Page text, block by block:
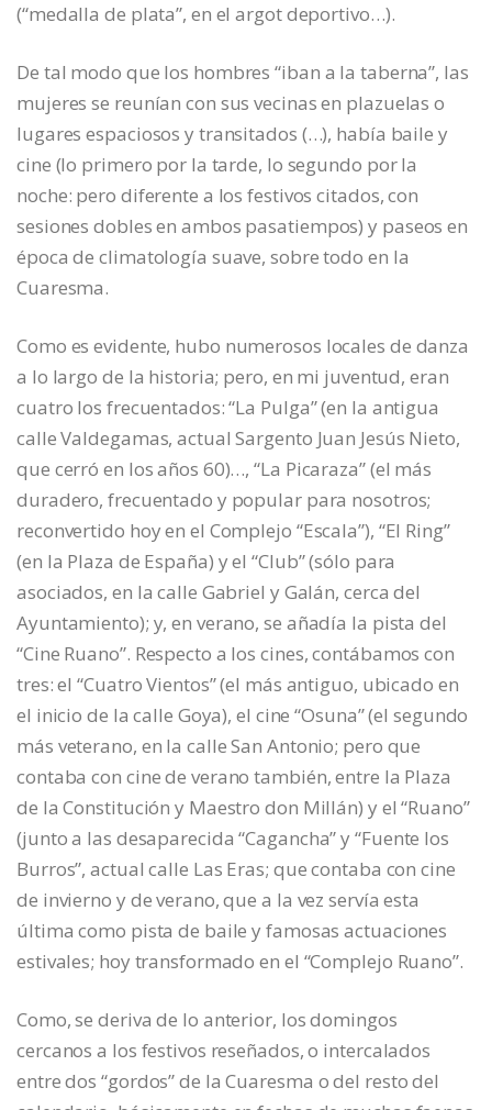
(“medalla de plata”, en el argot deportivo…).
De tal modo que los hombres “iban a la taberna”, las
mujeres se reunían con sus vecinas en plazuelas o
lugares espaciosos y transitados (…), había baile y
cine (lo primero por la tarde, lo segundo por la
noche: pero diferente a los festivos citados, con
sesiones dobles en ambos pasatiempos) y paseos en
época de climatología suave, sobre todo en la
Cuaresma.
Como es evidente, hubo numerosos locales de danza
a lo largo de la historia; pero, en mi juventud, eran
cuatro los frecuentados: “La Pulga” (en la antigua
calle Valdegamas, actual Sargento Juan Jesús Nieto,
que cerró en los años 60)…, “La Picaraza” (el más
duradero, frecuentado y popular para nosotros;
reconvertido hoy en el Complejo “Escala”), “El Ring”
(en la Plaza de España) y el “Club” (sólo para
asociados, en la calle Gabriel y Galán, cerca del
Ayuntamiento); y, en verano, se añadía la pista del
“Cine Ruano”. Respecto a los cines, contábamos con
tres: el “Cuatro Vientos” (el más antiguo, ubicado en
el inicio de la calle Goya), el cine “Osuna” (el segundo
más veterano, en la calle San Antonio; pero que
contaba con cine de verano también, entre la Plaza
de la Constitución y Maestro don Millán) y el “Ruano”
(junto a las desaparecida “Cagancha” y “Fuente los
Burros”, actual calle Las Eras; que contaba con cine
de invierno y de verano, que a la vez servía esta
última como pista de baile y famosas actuaciones
estivales; hoy transformado en el “Complejo Ruano”.
Como, se deriva de lo anterior, los domingos
cercanos a los festivos reseñados, o intercalados
entre dos “gordos” de la Cuaresma o del resto del